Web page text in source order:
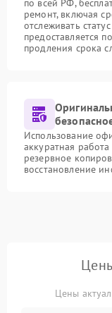
по всей РФ,
ремонт, включая
отслеживать
предоставляется
продления срока
Использование
аккуратная
резервное
восстановление
Цены